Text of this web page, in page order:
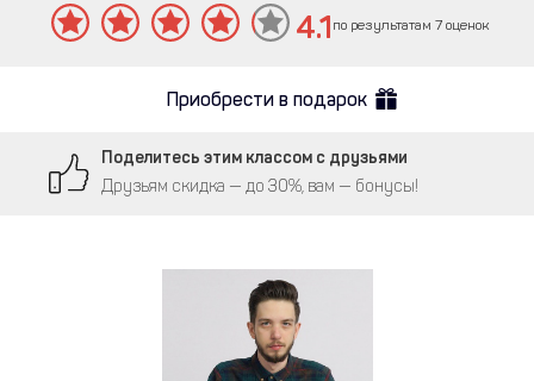
4.1 по результатам 7 оценок
Приобрести в подарок
Поделитесь этим классом с друзьями
Друзьям скидка — до 30%, вам — бонусы!